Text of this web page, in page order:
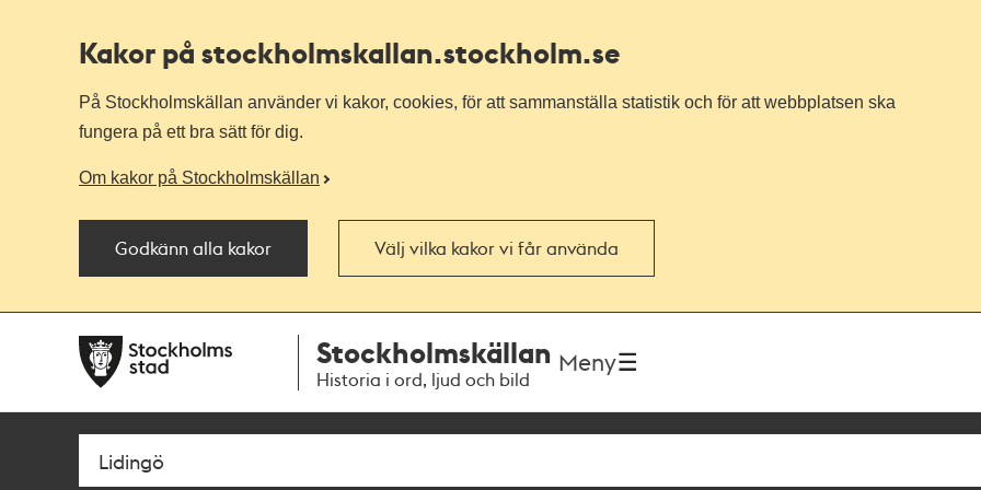
Kakor på stockholmskallan.stockholm.se
På Stockholmskällan använder vi kakor, cookies, för att sammanställa statistik och för att webbplatsen ska
fungera på ett bra sätt för dig.
Om kakor på Stockholmskällan
Godkänn alla kakor Välj vilka kakor vi får använda
navigationen
huvudinnehållet
Stockholmskällan
Historia i ord, ljud och bild
Meny
Sök